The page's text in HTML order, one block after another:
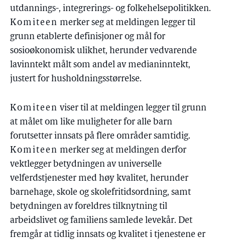
utdannings-, integrerings- og folkehelsepolitikken.
Komiteen merker seg at meldingen legger til
grunn etablerte definisjoner og mål for
sosioøkonomisk ulikhet, herunder vedvarende
lavinntekt målt som andel av medianinntekt,
justert for husholdningsstørrelse.
Komiteen viser til at meldingen legger til grunn
at målet om like muligheter for alle barn
forutsetter innsats på flere områder samtidig.
Komiteen merker seg at meldingen derfor
vektlegger betydningen av universelle
velferdstjenester med høy kvalitet, herunder
barnehage, skole og skolefritidsordning, samt
betydningen av foreldres tilknytning til
arbeidslivet og familiens samlede levekår. Det
fremgår at tidlig innsats og kvalitet i tjenestene er